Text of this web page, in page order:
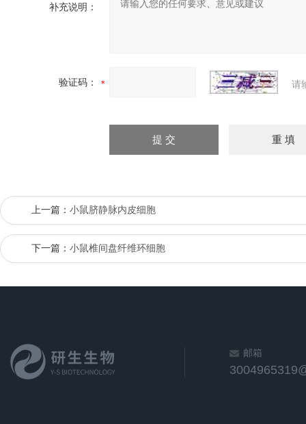
补充说明：
验证码： 请
上一篇： 小鼠脐静脉内皮细胞
下一篇： 小鼠椎间盘纤维环细胞
邮箱